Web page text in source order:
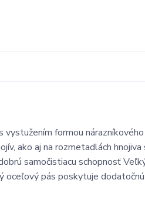
formou
ako aj na rozmetadlách
samočistiacu schopnosť
oceľový pás poskytuje